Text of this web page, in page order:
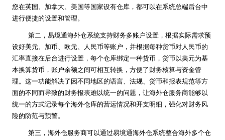
您在英国、加拿大、美国等国家设有仓库，都可以在系统总端后台中
进行便捷的设置和管理。
第二，易境通海外仓系统支持财务多账户设置，根据实际需求预
设好美元、加币、欧元、人民币等账户，并根据每种货币对人民币的
汇率直接在后台进行设置，每个仓库绑定一种货币，货币以美元为基
本换算货币，账户余额之间可相互转换，方便了财务核算与资金管
理。这一功能解决了因不同地区的语言、法规、货币和报表规范等方
面的不同而导致的财务报表难以统一的问题，让海外仓服务商能够以
统一的方式记录每个海外仓库的营运情况和开支明细，强化对财务风
险的防范与预警。
第三，海外仓服务商可以通过易境通海外仓系统整合海外多个仓